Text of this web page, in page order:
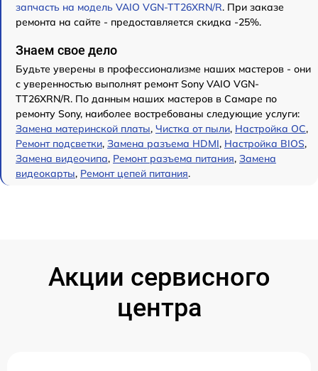
запчасть на модель VAIO VGN-TT26XRN/R. При заказе
ремонта на сайте - предоставляется скидка -25%.
Знаем свое дело
Будьте уверены в профессионализме наших мастеров - они
с уверенностью выполнят ремонт Sony VAIO VGN-
TT26XRN/R. По данным наших мастеров в Самаре по
ремонту Sony, наиболее востребованы следующие услуги:
Замена материнской платы, Чистка от пыли, Настройка ОС,
Ремонт подсветки, Замена разъема HDMI, Настройка BIOS,
Замена видеочипа, Ремонт разъема питания, Замена
видеокарты, Ремонт цепей питания.
Акции сервисного
центра